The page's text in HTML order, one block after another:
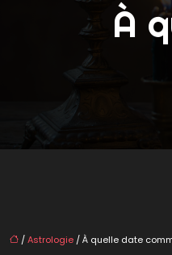
À
/Astrologie / À quelle date